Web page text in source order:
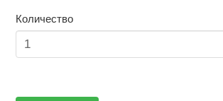
Количество